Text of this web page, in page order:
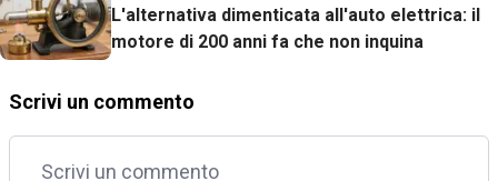
L'alternativa dimenticata all'auto elettrica: il
motore di 200 anni fa che non inquina
Scrivi un commento